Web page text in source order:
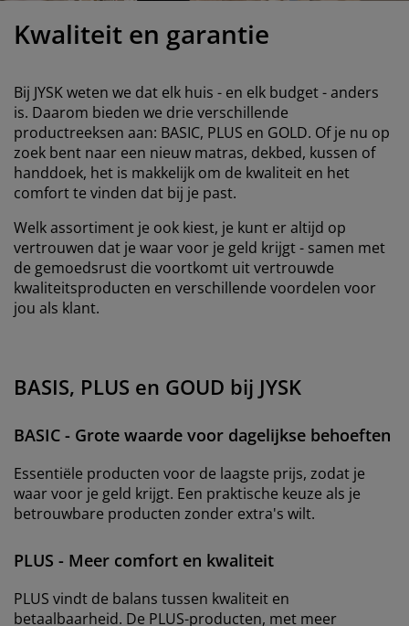
strijken
Kwaliteit en garantie
Bij JYSK weten we dat elk huis - en elk budget - anders
is. Daarom bieden we drie verschillende
productreeksen aan: BASIC, PLUS en GOLD. Of je nu op
zoek bent naar een nieuw matras, dekbed, kussen of
handdoek, het is makkelijk om de kwaliteit en het
comfort te vinden dat bij je past.
Welk assortiment je ook kiest, je kunt er altijd op
vertrouwen dat je waar voor je geld krijgt - samen met
de gemoedsrust die voortkomt uit vertrouwde
kwaliteitsproducten en verschillende voordelen voor
jou als klant.
BASIS, PLUS en GOUD bij JYSK
BASIC - Grote waarde voor dagelijkse behoeften
Essentiële producten voor de laagste prijs, zodat je
waar voor je geld krijgt. Een praktische keuze als je
betrouwbare producten zonder extra's wilt.
PLUS - Meer comfort en kwaliteit
PLUS vindt de balans tussen kwaliteit en
betaalbaarheid. De PLUS-producten, met meer